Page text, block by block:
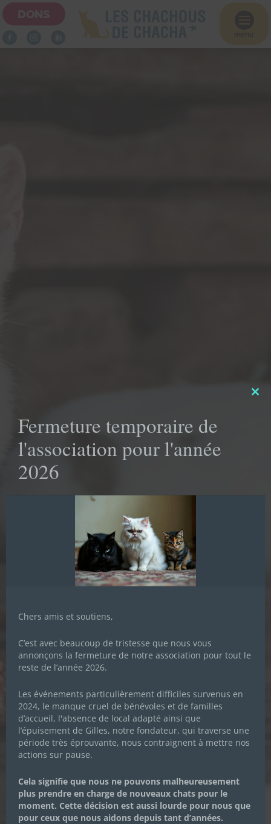
ELECTIONS MUNICIPALES 2020 :
COMMUNIQUÉ DE PRESSE N°1
13 FÉVRIER 2020|ACTUALITÉS DE L'ASSOCIATION,
ACTUALITÉS DE LA PROTECTION ANIMALE,
COMMUNIQUÉS DE PRESSE, POLITIQUE
Fermeture temporaire de
l'association pour l'année
2026
Chers amis et soutiens,
C’est avec beaucoup de tristesse que nous vous
annonçons la fermeture de notre association pour tout le
reste de l’année 2026.
Les événements particulièrement difficiles survenus en
2024, le manque cruel de bénévoles et de familles
d’accueil, l'absence de local adapté ainsi que
l’épuisement de Gilles, notre fondateur, qui traverse une
période très éprouvante, nous contraignent à mettre nos
actions sur pause.
Cela signifie que nous ne pouvons malheureusement
plus prendre en charge de nouveaux chats pour le
moment. Cette décision est aussi lourde pour nous que
pour ceux que nous aidons depuis tant d’années.